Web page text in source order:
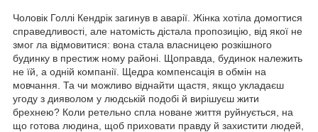
Чоловік Голлі Кендрік загинув в аварії. Жінка хотіла домогтися
справедливості, але натомість дістала пропозицію, від якої не
змог ла відмовитися: вона стала власницею розкішного
будинку в престиж ному районі. Щоправда, будинок належить
не їй, а одній компанії. Щедра компенсація в обмін на
мовчання. Та чи можливо віднайти щастя, якщо укладаєш
угоду з дияволом у людській подобі й вирішуєш жити
брехнею? Коли ретельно спла новане життя руйнується, на
що готова людина, щоб приховати правду й захистити людей,